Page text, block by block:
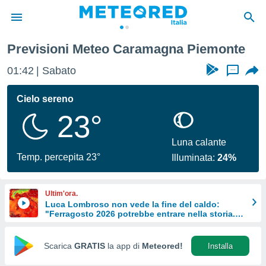
di
per
le
di
Web
Previsioni Meteo Caramagna Piemonte
01:42 Sabato ...
Cielo sereno
23°
Temp. percepita 23°
Luna calante
Illuminata:24%
Ultim'ora.
Luca Lombroso non vede la fine del caldo:
"Ferragosto 2026 potrebbe entrare nella storia.
Scarica GRATIS la app di Meteored! Installa